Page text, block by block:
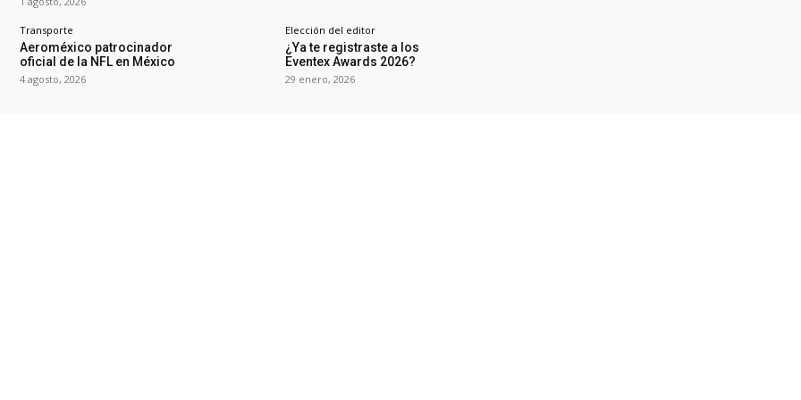
Transporte
Aeroméxico patrocinador
oficial de la NFL en México
4 agosto, 2026
Elección del editor
¿Ya te registraste a los
Eventex Awards 2026?
29 enero, 2026